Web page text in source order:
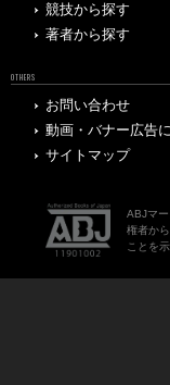
競技から探す
著者から探す
OTHERS
お問い合わせ
動画・バナー広告
サイトマップ
ABJマ
権者か
ことを